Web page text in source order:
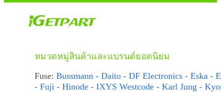
หมวดหมู่สินค้าและแบรนด์ยอดนิยม
Fuse: Bussmann - Daito - DF Electronics - Eska -
- Fuji - Hinode - IXYS Westcode - Karl Jung -